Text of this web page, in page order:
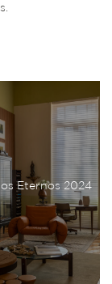
Eternos 2024